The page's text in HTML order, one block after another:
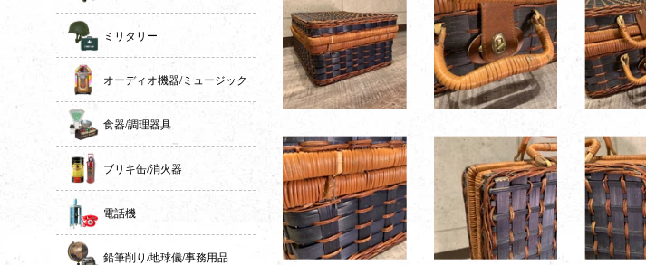
ミリタリー
オーディオ機器/ミュージック
食器/調理器具
ブリキ缶/消火器
電話機
鉛筆削り/地球儀/事務用品